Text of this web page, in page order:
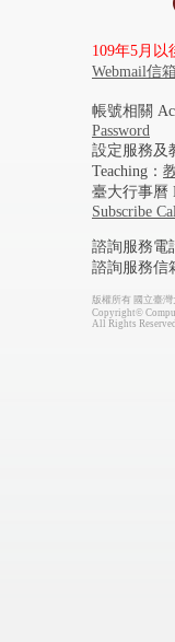
109年5月
Webmail信
帳號相關
Password
設定服務及
Teaching：
臺大行事曆
Subscribe
諮詢服務電
諮詢服務信
版權所有 國立臺
Copyright©
All Rights Reserved.